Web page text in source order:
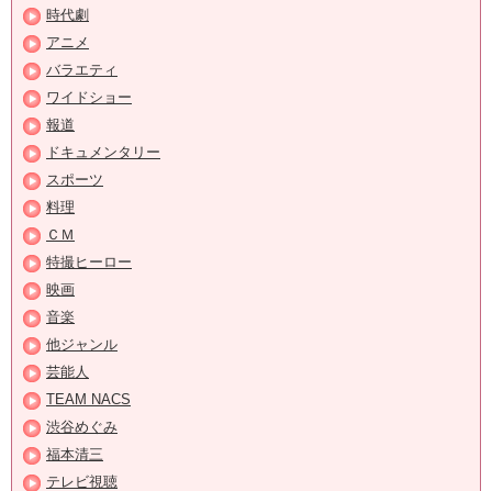
時代劇
アニメ
バラエティ
ワイドショー
報道
ドキュメンタリー
スポーツ
料理
ＣＭ
特撮ヒーロー
映画
音楽
他ジャンル
芸能人
TEAM NACS
渋谷めぐみ
福本清三
テレビ視聴